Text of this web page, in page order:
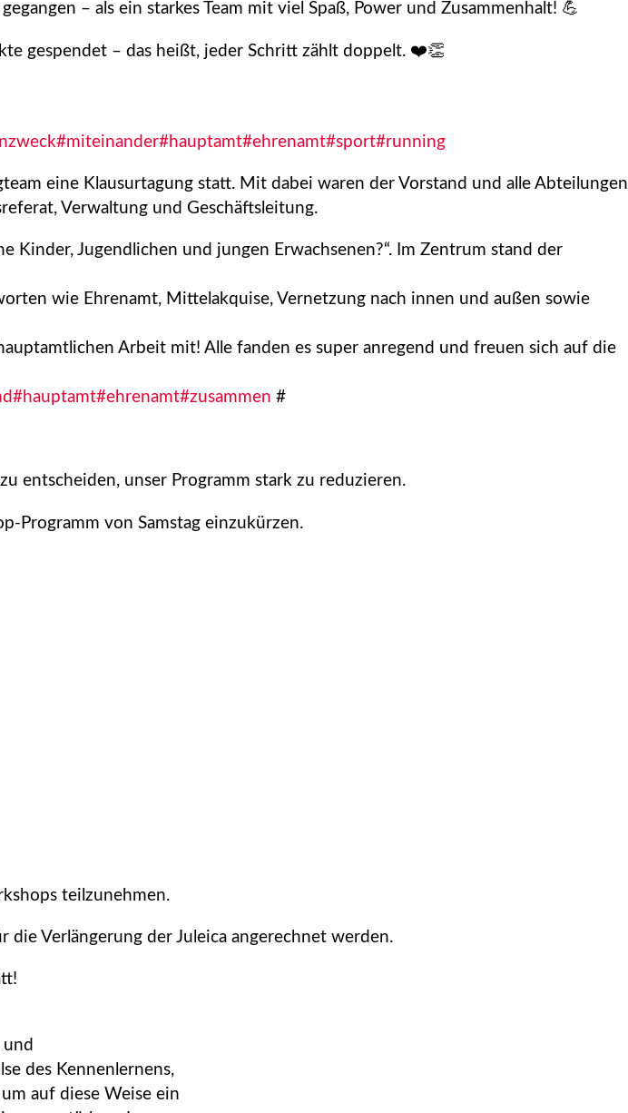
– als ein starkes Team mit viel Spaß, Power und Zusammenhalt! 💪
gespendet – das heißt, jeder Schritt zählt doppelt. ❤️👏
#miteinander#hauptamt#ehrenamt#sport#running
eine Klausurtagung statt. Mit dabei waren der Vorstand und alle Abteilungen
Verwaltung und Geschäftsleitung.
Kinder, Jugendlichen und jungen Erwachsenen?“. Im Zentrum stand der
wie Ehrenamt, Mittelakquise, Vernetzung nach innen und außen sowie
Arbeit mit! Alle fanden es super anregend und freuen sich auf die
#hauptamt#ehrenamt#zusammen #
entscheiden, unser Programm stark zu reduzieren.
Programm von Samstag einzukürzen.
teilzunehmen.
Verlängerung der Juleica angerechnet werden.
des Kennenlernens,
auf diese Weise ein